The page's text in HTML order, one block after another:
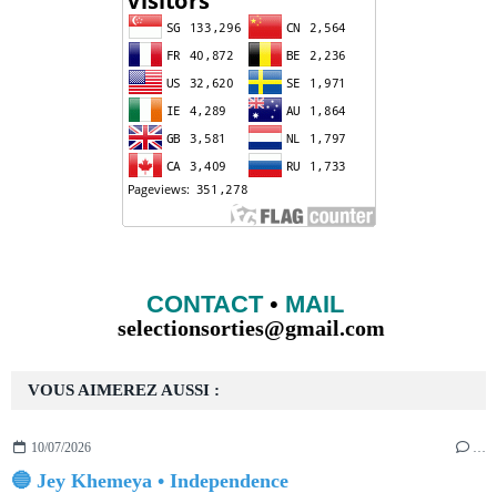
VOUS AIMEREZ AUSSI :
10/07/2026 …
🔵 Jey Khemeya • Independence
CONTACT• MAIL
selectionsorties@gmail.com